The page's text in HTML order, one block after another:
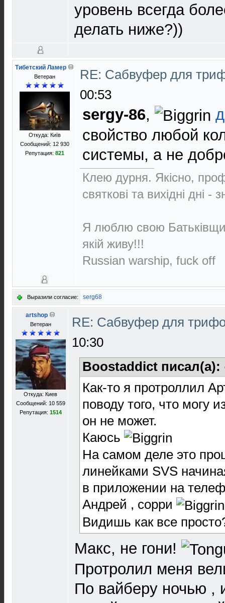
уровень всегда
делать ниже?))
Тибетский Ламер
Ветеран
Откуда: Київ
Сообщений: 12 930
Репутация: 821
RE: Сабвуфер для
00:53
sergy-86,
свойство любой
системы, а не
Клею дурня. Якісно,
святкові та вихідні дні -
Я люблю свою
якій живу!!!
Russian warship, fuck off
Выразили согласие: serg68
artshop
Ветеран
Откуда: Киев
Сообщений: 10 559
Репутация: 1514
RE: Сабвуфер для
10:30
Boostaddict писал(а):
Как-то я протроллил
поводу того, что могу
он не может.
Каюсь
На самом деле это
линейками SVS
в приложении на
Андрей , сорри
Видишь как все
Макс, не гони!
Протролил меня
По вайберу ночью ,